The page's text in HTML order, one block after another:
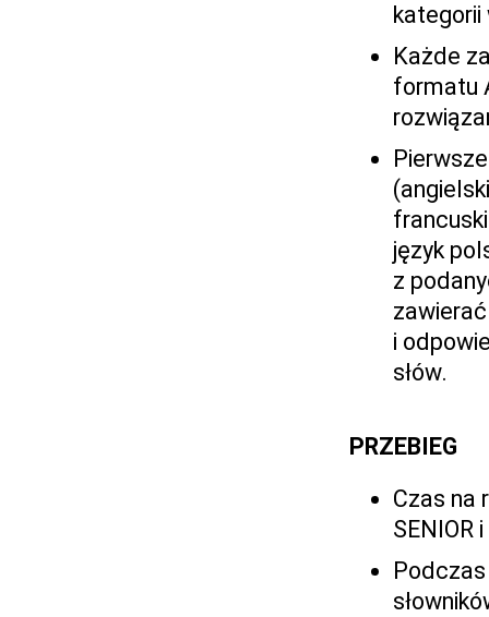
kategorii
Każde
formatu
język
z
i
słów.
PRZEBIEG
Czas na
SENIOR